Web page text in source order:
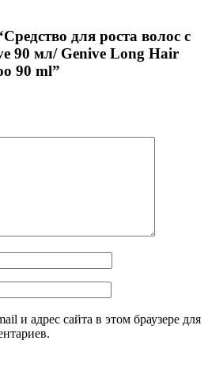
для роста волос с
90 мл/ Genive Long Hair
90 ml”
и адрес сайта в этом браузере для